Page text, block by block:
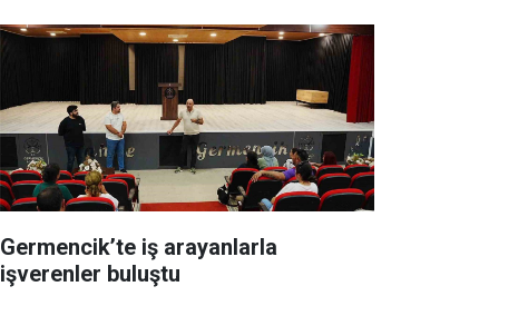
Germencik’te iş arayanlarla
işverenler buluştu